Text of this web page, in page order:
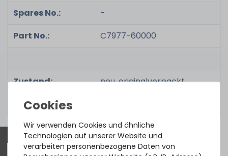
Spares No.:
-
Part No.:
C7977-60000
Zustand:
neu, originalverpackt
Lieferumfang:
Wir verwenden Cookies und ähnliche
Technologien auf unserer Website und
verarbeiten personenbezogene Daten von